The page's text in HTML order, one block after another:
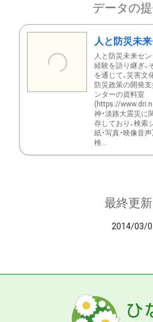
データの
人と防災未
人と防災未来セン
経験を語り継ぎ、
を通じて、災害文
防災政策の開発
ンターの資料室
(https://
神・淡路大震災に
存しており、検索
紙・写真・映像音声
検...
最終更
2014/03/